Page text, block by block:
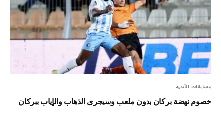
مسابقات الأندية
خصوم نهضة بركان بدون ملعب وسيجرى الذهاب والإياب ببركان